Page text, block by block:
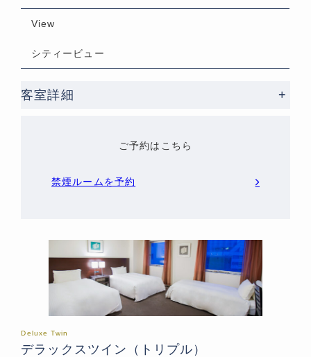
View
シティービュー
客室詳細 +
ご予約はこちら
禁煙ルームを予約
Deluxe Twin
デラックスツイン（トリプル）